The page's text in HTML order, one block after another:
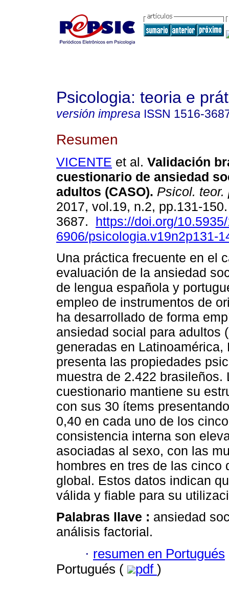
Psicologia: teoria e
versión impresa ISSN 1516-
Resumen
VICENTE et al. Validación
cuestionario de ansiedad
adultos (CASO). Psicol. teor.
2017, vol.19, n.2, pp.131-
3687. https://doi.org/
6906/psicologia.v19n2p131-
Una práctica frecuente en el
evaluación de la ansiedad
de lengua española y
empleo de instrumentos de
ha desarrollado de forma
ansiedad social para adultos
generadas en
presenta las propiedades
muestra de 2.422
cuestionario mantiene su
con sus 30 ítems
0,40 en cada uno de los
consistencia interna son
asociadas al sexo, con las
hombres en tres de las
global. Estos datos indican
válida y fiable para su
Palabras llave : ansiedad
análisis factorial.
· resumen en Portugués
Portugués (
pdf )